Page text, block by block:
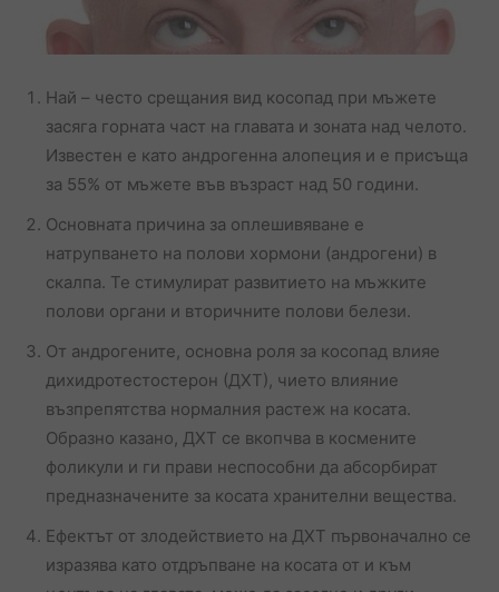
Най – често срещания вид косопад при мъжете
засяга горната част на главата и зоната над челото.
Известен е като андрогенна алопеция и е присъща
за 55% от мъжете във възраст над 50 години.
Основната причина за оплешивяване е
натрупването на полови хормони (андрогени) в
скалпа. Те стимулират развитието на мъжките
полови органи и вторичните полови белези.
От андрогените, основна роля за косопад влияе
дихидротестостерон (ДХТ), чието влияние
възпрепятства нормалния растеж на косата.
Образно казано, ДХТ се вкопчва в космените
фоликули и ги прави неспособни да абсорбират
предназначените за косата хранителни вещества.
Ефектът от злодействието на ДХТ първоначално се
изразява като отдръпване на косата от и към